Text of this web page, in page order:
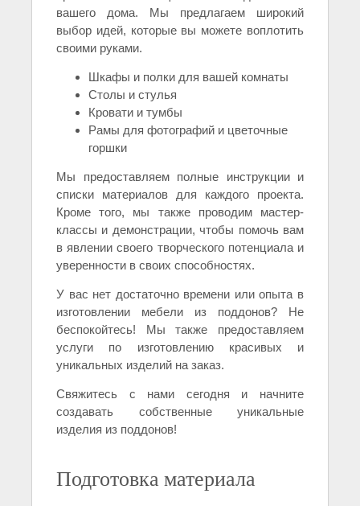
вашего дома. Мы предлагаем широкий
выбор идей, которые вы можете воплотить
своими руками.
Шкафы и полки для вашей комнаты
Столы и стулья
Кровати и тумбы
Рамы для фотографий и цветочные
горшки
Мы предоставляем полные инструкции и
списки материалов для каждого проекта.
Кроме того, мы также проводим мастер-
классы и демонстрации, чтобы помочь вам
в явлении своего творческого потенциала и
уверенности в своих способностях.
У вас нет достаточно времени или опыта в
изготовлении мебели из поддонов? Не
беспокойтесь! Мы также предоставляем
услуги по изготовлению красивых и
уникальных изделий на заказ.
Свяжитесь с нами сегодня и начните
создавать собственные уникальные
изделия из поддонов!
Подготовка материала